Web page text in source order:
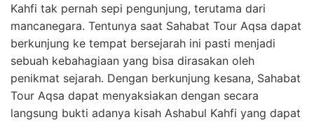
Kahfi tak pernah sepi pengunjung, terutama dari
mancanegara. Tentunya saat Sahabat Tour Aqsa dapat
berkunjung ke tempat bersejarah ini pasti menjadi
sebuah kebahagiaan yang bisa dirasakan oleh
penikmat sejarah. Dengan berkunjung kesana, Sahabat
Tour Aqsa dapat menyaksiakan dengan secara
langsung bukti adanya kisah Ashabul Kahfi yang dapat